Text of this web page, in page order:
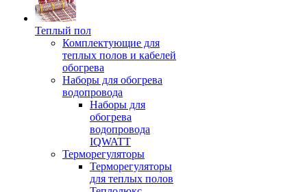
Теплый пол
Комплектующие для
теплых полов и кабелей
обогрева
Наборы для обогрева
водопровода
Наборы для
обогрева
водопровода
IQWATT
Терморегуляторы
Терморегуляторы
для теплых полов